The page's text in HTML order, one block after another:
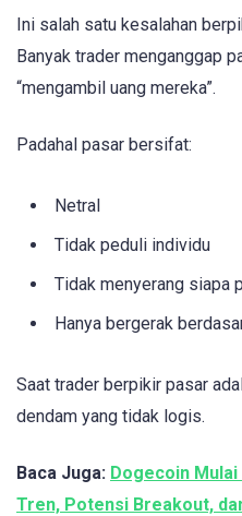
Ini salah satu kesalahan
Banyak trader menganggap
“mengambil uang mereka”.
Padahal pasar bersifat:
Netral
Tidak peduli individu
Tidak menyerang siapa
Hanya bergerak
Saat trader berpikir pasar
dendam yang tidak logis.
Baca Juga: Dogecoin Mulai
Tren, Potensi Breakout,